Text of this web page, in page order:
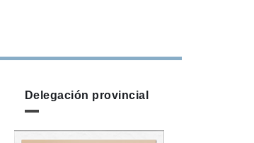
Delegación provincial